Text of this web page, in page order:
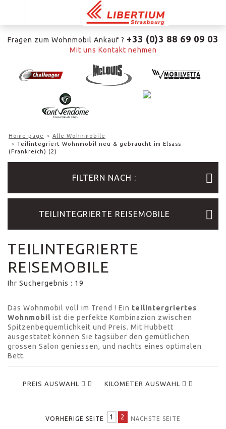
Fragen zum Wohnmobil Ankauf ? +33 (0)3 88 69 09 03
Mit uns Kontakt nehmen
Home page
Alle Wohnmobile
Teilintegriert Wohnmobil neu & gebraucht im Elsass
(Frankreich) (2)
FILTERN NACH :
TEILINTEGRIERTE REISEMOBILE
TEILINTEGRIERTE
REISEMOBILE
Ihr Suchergebnis : 19
Das Wohnmobil voll im Trend ! Ein teilintergriertes
Wohnmobil ist die perfekte Kombinazion zwischen
Spitzenbequemlichkeit und Preis. Mit Hubbett
ausgestatet können Sie tagsüber den gemütlichen
grossen Salon geniessen, und nachts eines optimalen
Bett.
PREIS AUSWAHL KILOMETER AUSWAHL
VORHERIGE SEITE 1 2 NÄCHSTE SEITE